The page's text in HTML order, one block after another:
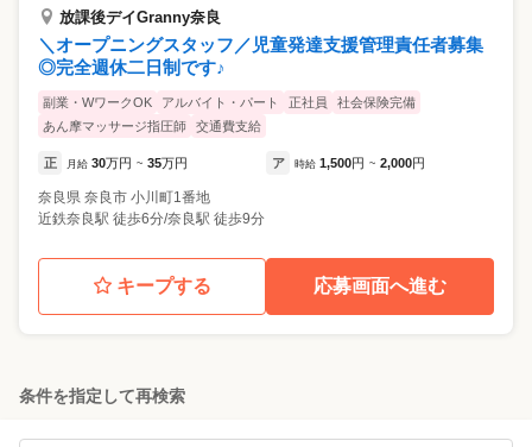
放課後デイGranny奈良
＼オープニングスタッフ／児童発達支援管理責任者募集
◎完全週休二日制です♪
副業・WワークOK アルバイト・パート 正社員
社会保険完備
あん摩マッサージ指圧師
交通費支給
正 月給 30万円 ~ 35万円 ア 時給 1,500円 ~ 2,000円
奈良県 奈良市 小川町1番地
近鉄奈良駅 徒歩6分/奈良駅 徒歩9分
キープする 応募画面へ進む
条件を指定して再検索